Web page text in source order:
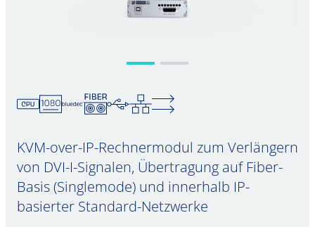
KVM-over-IP-Rechnermodul zum Verlängern
von DVI-I-Signalen, Übertragung auf Fiber-
Basis (Singlemode) und innerhalb IP-
basierter Standard-Netzwerke